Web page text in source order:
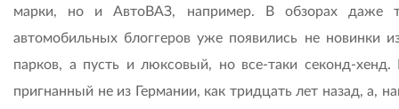
марки, но и АвтоВАЗ, например. В обзорах даже
автомобильных блоггеров уже появились не новинки
парков, а пусть и люксовый, но все-таки секонд-хенд.
пригнанный не из Германии, как тридцать лет назад, а,